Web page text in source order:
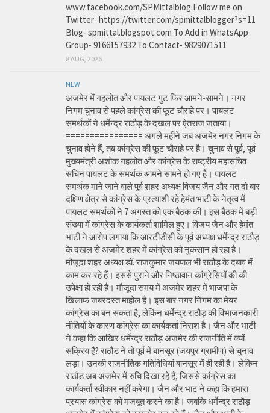
www.facebook.com/SPMittalblog Follow me on
Twitter- https://twitter.com/spmittalblogger?s=11
Blog- spmittal.blogspot.com To Add in WhatsApp
Group- 9166157932 To Contact- 9829071511
8 AUG, 2026
NEW
अजमेर में गहलोत और पायलट गुट फिर आमने-सामने। नगर
निगम चुनाव से पहले कांग्रेस की फूट चौराहे पर। पायलट
समर्थकों ने धर्मेन्द्र राठौड़ के दखल पर ऐतराज जताया।
================ अगले महीने जब अजमेर नगर निगम के
चुनाव होने हैं, तब कांग्रेस की फूट चौराहे पर है। चुनाव से पूर्व, पूर्व
मुख्यमंत्री अशोक गहलोत और कांग्रेस के राष्ट्रीय महासचिव
सचिन पायलट के समर्थक आमने सामने हो गए है। पायलट
समर्थक माने जाने वाले पूर्व शहर अध्यक्ष विजय जैन और गत दो बार
दक्षिण क्षेत्र से कांग्रेस के प्रत्याशी रहे हेमंत भाटी के नेतृत्व में
पायलट समर्थकों ने 7 अगस्त को एक बैठक की। इस बैठक में बड़ी
संख्या में कांग्रेस के कार्यकर्ता शामिल हुए। विजय जैन और हेमंत
भाटी ने आरोप लगाया कि आरटीडीसी के पूर्व अध्यक्ष धर्मेन्द्र राठौड़
के दखल से अजमेर शहर में कांग्रेस को नुकसान हो रहा है।
मौजूदा शहर अध्यक्ष डॉ. राजकुमार जयपाल भी राठौड़ के दबाव में
काम कर रहे हैं। इससे पुराने और निष्ठावान कांग्रेसियों की की
उपेक्षा हो रही है। मौजूदा समय में अजमेर शहर में भाजपा के
खिलाफ जबरदस्त माहोल है। इस बार नगर निगम का मेयर
कांग्रेस का बन सकता है, लेकिन धर्मेन्द्र राठौड़ की विभाजनकारी
नीतियों के कारण कांग्रेस का कार्यकर्ता निराश है। जैन और भाटी
ने कहा कि आखिर धर्मेन्द्र राठौड़ अजमेर की राजनीति में क्यों
सक्रिय हैै? राठौड़ ने तो पूर्व में बानसूर (जयपुर ग्रामीण) से चुनाव
लड़ा। उनकी राजनीतिक गतिविधियां बानसूर में ही रही है। लेकिन
राठौड़ अब अजमेर में रुचि दिखा रहे हैं, जिससे कांग्रेस का
कार्यकर्ता स्वीकार नहीं करेगा। जैन और भाट ने कहा कि हमारा
प्रयास कांग्रेस को मजबूत करने का है। जबकि धर्मेन्द्र राठौड़